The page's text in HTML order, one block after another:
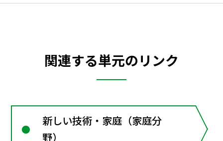
関連する単元のリンク
新しい技術・家庭（家庭分
野）